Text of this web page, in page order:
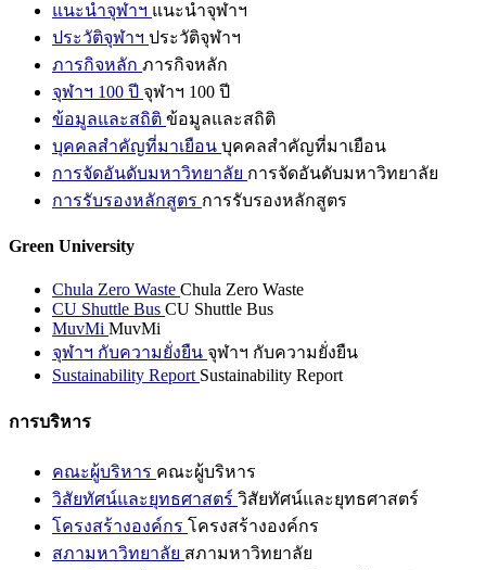
แนะนำจุฬาฯ แนะนำจุฬาฯ
ประวัติจุฬาฯ ประวัติจุฬาฯ
ภารกิจหลัก ภารกิจหลัก
จุฬาฯ 100 ปี จุฬาฯ 100 ปี
ข้อมูลและสถิติ ข้อมูลและสถิติ
บุคคลสำคัญที่มาเยือน บุคคลสำคัญที่มาเยือน
การจัดอันดับมหาวิทยาลัย การจัดอันดับมหาวิทยาลัย
การรับรองหลักสูตร การรับรองหลักสูตร
Green University
Chula Zero Waste Chula Zero Waste
CU Shuttle Bus CU Shuttle Bus
MuvMi MuvMi
จุฬาฯ กับความยั่งยืน จุฬาฯ กับความยั่งยืน
Sustainability Report Sustainability Report
การบริหาร
คณะผู้บริหาร คณะผู้บริหาร
วิสัยทัศน์และยุทธศาสตร์ วิสัยทัศน์และยุทธศาสตร์
โครงสร้างองค์กร โครงสร้างองค์กร
สภามหาวิทยาลัย สภามหาวิทยาลัย